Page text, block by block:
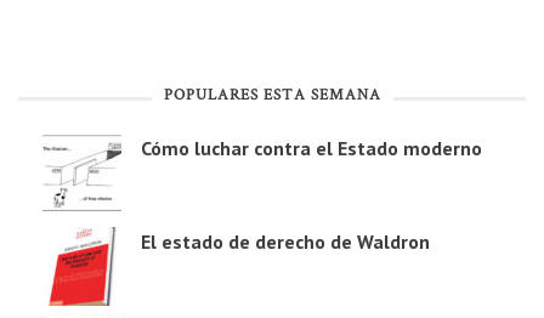
POPULARES ESTA SEMANA
Cómo luchar contra el Estado moderno
El estado de derecho de Waldron